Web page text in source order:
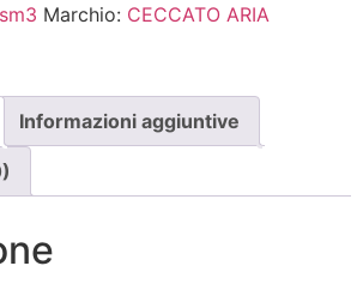
Marchio: CECCATO ARIA
Informazioni aggiuntive